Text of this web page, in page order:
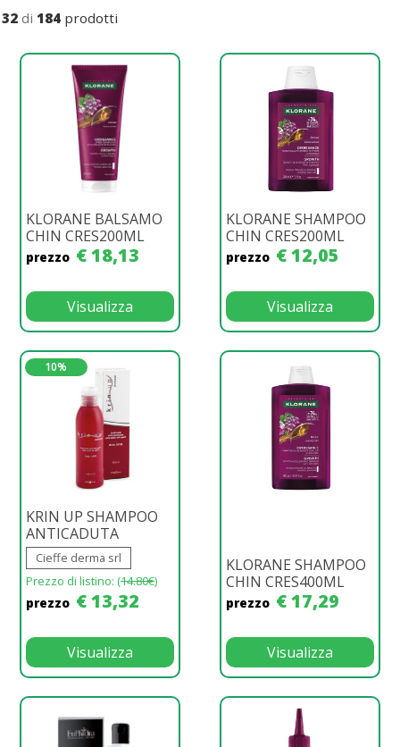
32 di 184 prodotti
KLORANE BALSAMO
CHIN CRES200ML
prezzo € 18,13
Visualizza
KLORANE SHAMPOO
CHIN CRES200ML
prezzo € 12,05
Visualizza
10%
KRIN UP SHAMPOO
ANTICADUTA
Cieffe derma srl
Prezzo di listino: (14.80€)
prezzo € 13,32
Visualizza
KLORANE SHAMPOO
CHIN CRES400ML
prezzo € 17,29
Visualizza